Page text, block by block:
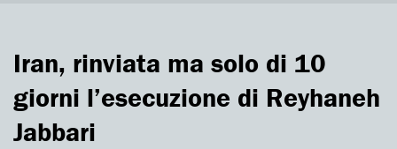
Iran, rinviata ma solo di 10
giorni l’esecuzione di Reyhaneh
Jabbari